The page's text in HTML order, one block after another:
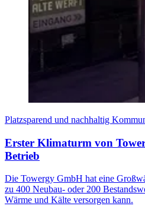
Platzsparend und nachhaltig
Erster Klimaturm von
Betrieb
Die Towergy GmbH hat eine
zu 400 Neubau- oder 200
Wärme und Kälte versorgen kann.